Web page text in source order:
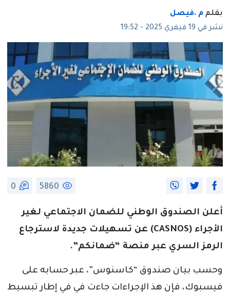
بقلم م .فيصل
نشر في 19 فيفري 2025 - 19:52
5860
0
أعلن الصندوق الوطني للضمان الاجتماعي لغير
الأجراء (CASNOS) عن تسهيلات جديدة لاسترجاع
الرمز السري عبر منصة “ضمانكم”.
وحسب بيان صندوق “كاسنوس”، عبر حسابه على
فيسبوك، فإن هذ الإجراءات جاءت في في إطار تبسيط